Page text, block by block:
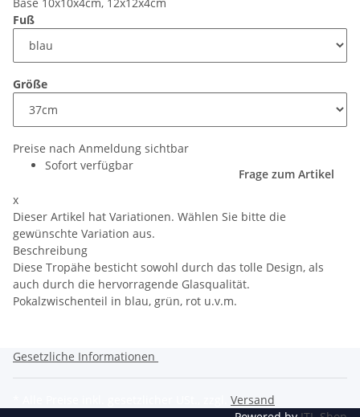
Fuß
Größe
Preise nach Anmeldung sichtbar
Sofort verfügbar
Frage zum Artikel
x
Dieser Artikel hat Variationen. Wählen Sie bitte die
gewünschte Variation aus.
Beschreibung
Diese Tropähe besticht sowohl durch das tolle Design, als
auch durch die hervorragende Glasqualität.
Pokalzwischenteil in blau, grün, rot u.v.m.
Gesetzliche Informationen
Versand